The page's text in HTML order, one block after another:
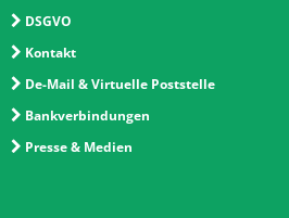
DSGVO
Kontakt
De-Mail & Virtuelle Poststelle
Bankverbindungen
Presse & Medien